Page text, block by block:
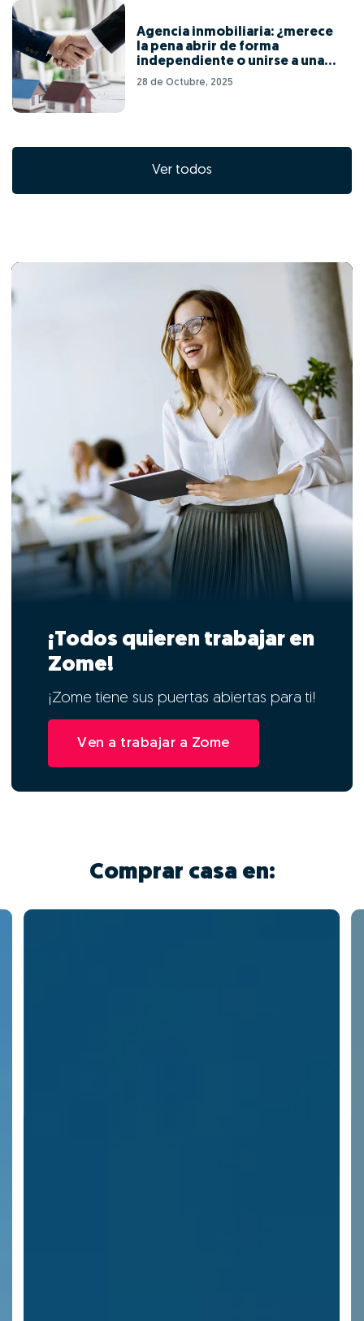
Agencia inmobiliaria: ¿merece
la pena abrir de forma
independiente o unirse a una
red de franquicias?
28 de Octubre, 2025
Ver todos
¡Todos quieren trabajar en
Zome!
¡Zome tiene sus puertas abiertas para ti!
Ven a trabajar a Zome
Comprar casa en: